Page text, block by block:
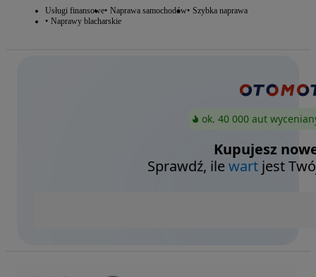
Usługi finansowe Naprawa samochodów Szybka naprawa
Naprawy blacharskie
ok. 40 000 aut
Kupujesz
Sprawdź, ilewart jest